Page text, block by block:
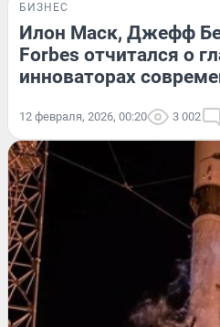
БИЗНЕС
Илон Маск, Джефф
Forbes отчитался о
инноваторах
12 февраля, 2026, 00:20 3 002